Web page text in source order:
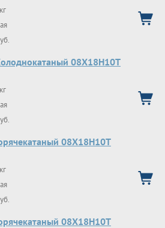
08Х18Н10Т
08Х18Н10Т
08Х18Н10Т